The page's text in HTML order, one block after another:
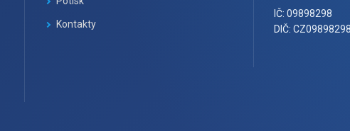
Kontakty
IČ: 09898298
DIČ: CZ09898298